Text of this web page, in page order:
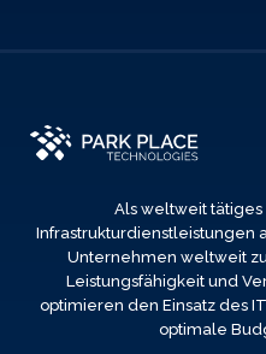
Als weltweit
Infrastrukturdienstleistungen
Unternehmen weltweit
Leistungsfähigkeit und
optimieren den Einsatz des
optimale